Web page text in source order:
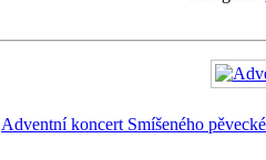
Adventní koncert Smíšeného